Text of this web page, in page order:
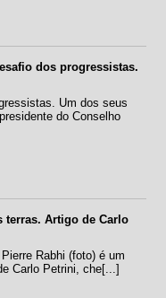
dos progressistas.
Um dos seus
do Conselho
terras. Artigo de Carlo
Rabhi (foto) é um
Carlo Petrini, che[...]